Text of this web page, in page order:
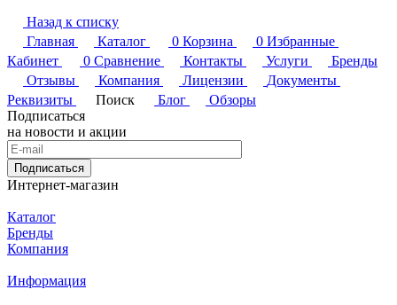
Назад к списку
Главная
Каталог 0 Корзина 0 Избранные
Кабинет
0 Сравнение Контакты Услуги
Бренды
Отзывы
Компания Лицензии
Документы
Реквизиты
Поиск Блог
Обзоры
Подписаться
на новости и акции
Подписаться
Интернет-магазин
Каталог
Бренды
Компания
Информация